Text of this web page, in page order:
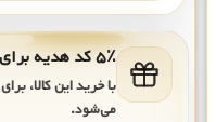
۵٪ کد هدیه برای خرید بعدی
با خرید این کالا،
می‌شود.